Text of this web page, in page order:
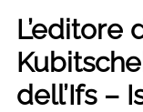
L’editore
dell’Ifs –